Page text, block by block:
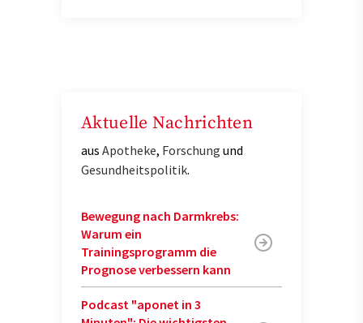
Aktuelle Nachrichten
aus Apotheke, Forschung und
Gesundheitspolitik.
Bewegung nach Darmkrebs:
Warum ein
Trainingsprogramm die
Prognose verbessern kann
Podcast "aponet in 3